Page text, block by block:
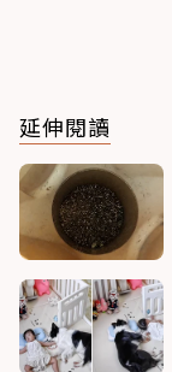
延伸閱讀